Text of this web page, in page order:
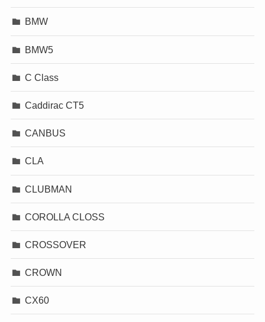
BMW
BMW5
C Class
Caddirac CT5
CANBUS
CLA
CLUBMAN
COROLLA CLOSS
CROSSOVER
CROWN
CX60